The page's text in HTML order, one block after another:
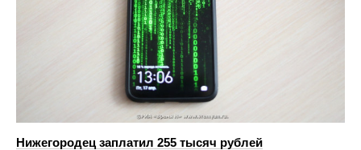
Нижегородец заплатил 255 тысяч рублей